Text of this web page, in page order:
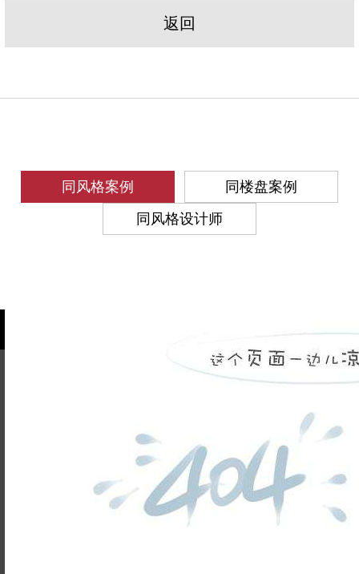
返回
同风格案例
同楼盘案例
同风格设计师
姓名不能
为空
电话不能